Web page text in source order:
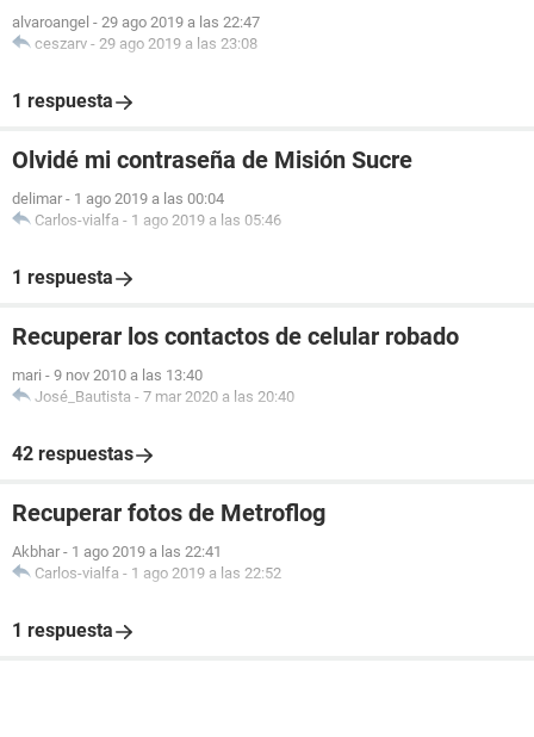
alvaroangel - 29 ago 2019 a las 22:47
ceszarv - 29 ago 2019 a las 23:08
1 respuesta
Olvidé mi contraseña de Misión Sucre
delimar - 1 ago 2019 a las 00:04
Carlos-vialfa - 1 ago 2019 a las 05:46
1 respuesta
Recuperar los contactos de celular robado
mari - 9 nov 2010 a las 13:40
José_Bautista - 7 mar 2020 a las 20:40
42 respuestas
Recuperar fotos de Metroflog
Akbhar - 1 ago 2019 a las 22:41
Carlos-vialfa - 1 ago 2019 a las 22:52
1 respuesta